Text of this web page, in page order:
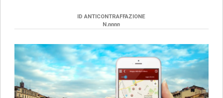
ID ANTICONTRAFFAZIONE
N.nnnn